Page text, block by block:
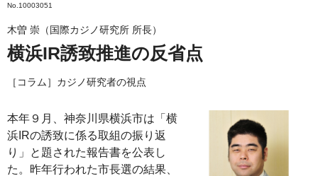
No.10003051
木曽 崇（国際カジノ研究所 所長）
横浜IR誘致推進の反省点
［コラム］カジノ研究者の視点
本年９月、神奈川県横浜市は「横
浜IRの誘致に係る取組の振り返
り」と題された報告書を公表し
た。昨年行われた市長選の結果、